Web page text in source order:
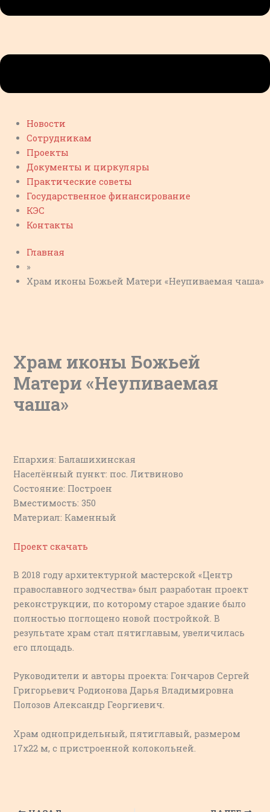
Новости
Сотрудникам
Проекты
Документы и циркуляры
Практические советы
Государственное финансирование
КЭС
Контакты
Главная
»
Храм иконы Божьей Матери «Неупиваемая чаша»
Храм иконы Божьей
Матери «Неупиваемая
чаша»
Епархия: Балашихинская
Населённый пункт: пос. Литвиново
Состояние: Построен
Вместимость: 350
Материал: Каменный
Проект скачать
В 2018 году архитектурной мастерской «Центр
православного зодчества» был разработан проект
реконструкции, по которому старое здание было
полностью поглощено новой постройкой. В
результате храм стал пятиглавым, увеличилась
его площадь.
Руководители и авторы проекта: Гончаров Сергей
Григорьевич Родионова Дарья Владимировна
Полозов Александр Георгиевич.
Храм однопридельный, пятиглавый, размером
17х22 м, с пристроенной колокольней.